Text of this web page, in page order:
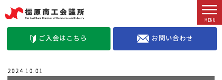
ご入会はこちら お問い合わせ
2024.10.01